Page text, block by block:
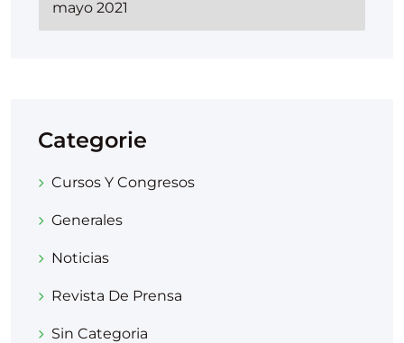
Categorie
Cursos Y Congresos
Generales
Noticias
Revista De Prensa
Sin Categoria